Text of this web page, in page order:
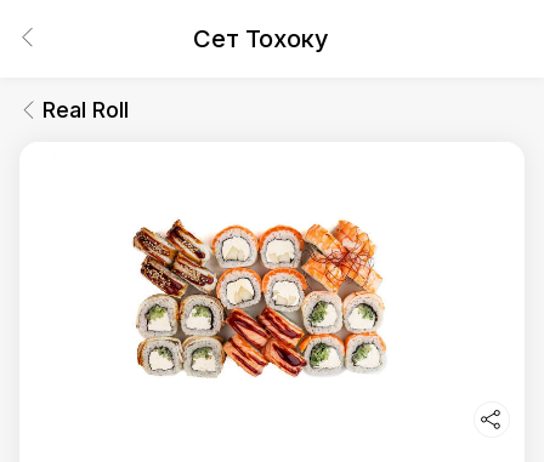
Сет Тохоку
Real Roll